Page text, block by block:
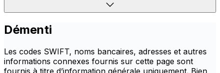
Démenti
Les codes SWIFT, noms bancaires, adresses et autres
informations connexes fournis sur cette page sont